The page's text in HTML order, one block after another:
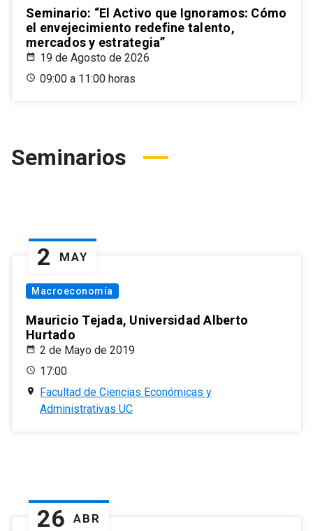
Seminario: “El Activo que Ignoramos: Cómo
el envejecimiento redefine talento,
mercados y estrategia”
19 de Agosto de 2026
09:00 a 11:00 horas
Seminarios
2 MAY
Macroeconomía
Mauricio Tejada, Universidad Alberto
Hurtado
2 de Mayo de 2019
17:00
Facultad de Ciencias Económicas y
Administrativas UC
26 ABR